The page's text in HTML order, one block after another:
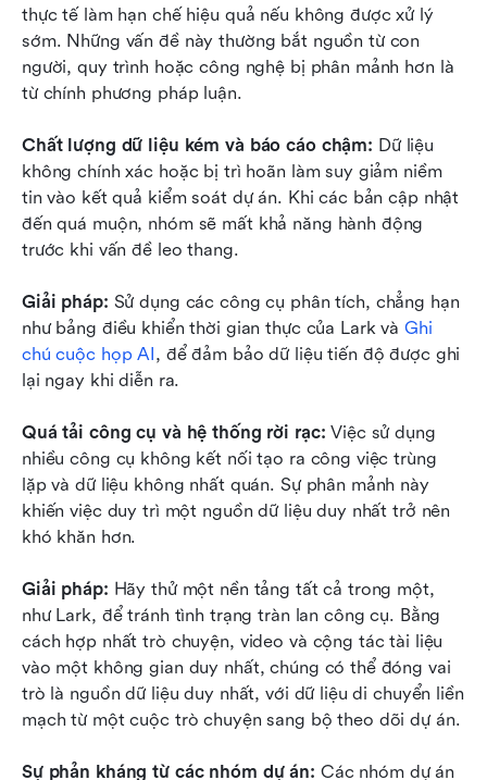
thực tế làm hạn chế hiệu quả nếu không được xử lý
sớm. Những vấn đề này thường bắt nguồn từ con
người, quy trình hoặc công nghệ bị phân mảnh hơn là
từ chính phương pháp luận.
Chất lượng dữ liệu kém và báo cáo chậm: Dữ liệu
không chính xác hoặc bị trì hoãn làm suy giảm niềm
tin vào kết quả kiểm soát dự án. Khi các bản cập nhật
đến quá muộn, nhóm sẽ mất khả năng hành động
trước khi vấn đề leo thang.
Giải pháp: Sử dụng các công cụ phân tích, chẳng hạn
như bảng điều khiển thời gian thực của Lark và Ghi
chú cuộc họp AI, để đảm bảo dữ liệu tiến độ được ghi
lại ngay khi diễn ra.
Quá tải công cụ và hệ thống rời rạc: Việc sử dụng
nhiều công cụ không kết nối tạo ra công việc trùng
lặp và dữ liệu không nhất quán. Sự phân mảnh này
khiến việc duy trì một nguồn dữ liệu duy nhất trở nên
khó khăn hơn.
Giải pháp: Hãy thử một nền tảng tất cả trong một,
như Lark, để tránh tình trạng tràn lan công cụ. Bằng
cách hợp nhất trò chuyện, video và cộng tác tài liệu
vào một không gian duy nhất, chúng có thể đóng vai
trò là nguồn dữ liệu duy nhất, với dữ liệu di chuyển liền
mạch từ một cuộc trò chuyện sang bộ theo dõi dự án.
Sự phản kháng từ các nhóm dự án: Các nhóm dự án